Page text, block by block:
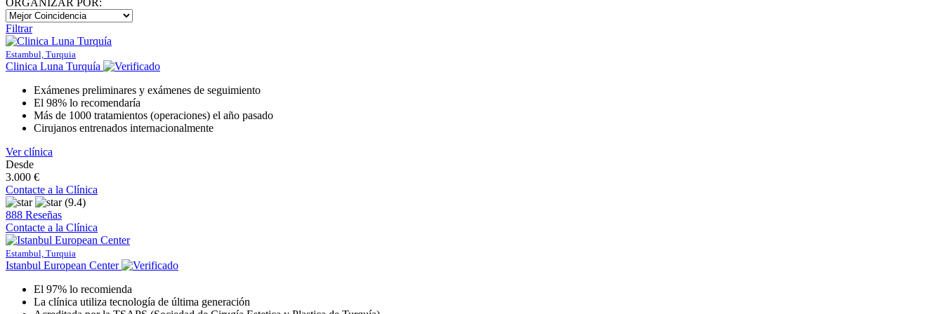
Filtrar
Estambul, Turquia
Clinica Luna Turquía
Exámenes preliminares y exámenes de seguimiento
El 98% lo recomendaría
Más de 1000 tratamientos (operaciones) el año pasado
Cirujanos entrenados internacionalmente
Ver clínica
Desde
3.000 €
Contacte a la Clínica
(9.4)
888 Reseñas
Contacte a la Clínica
Estambul, Turquia
Istanbul European Center
El 97% lo recomienda
La clínica utiliza tecnología de última generación